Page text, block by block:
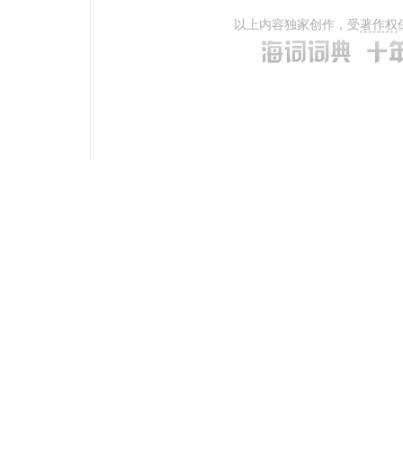
以上内容独家创作，受著作权